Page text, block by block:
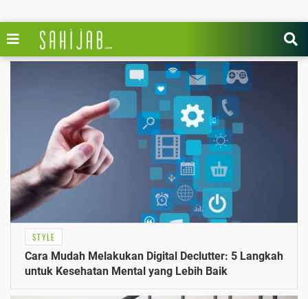
STYLE
Cara Mudah Melakukan Digital Declutter: 5 Langkah
untuk Kesehatan Mental yang Lebih Baik